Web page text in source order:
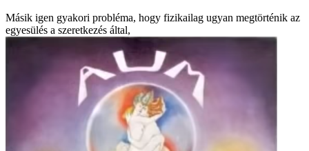
Másik igen gyakori probléma, hogy fizikailag ugyan megtörténik az
egyesülés a szeretkezés által,